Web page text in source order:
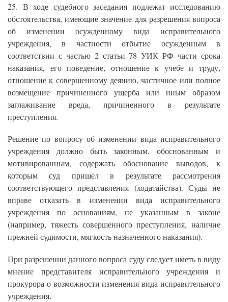
25. В ходе судебного заседания подлежат исследованию
обстоятельства, имеющие значение для разрешения вопроса
об изменении осужденному вида исправительного
учреждения, в частности отбытие осужденным в
соответствии с частью 2 статьи 78 УИК РФ части срока
наказания, его поведение, отношение к учебе и труду,
отношение к совершенному деянию, частичное или полное
возмещение причиненного ущерба или иным образом
заглаживание вреда, причиненного в результате
преступления.
Решение по вопросу об изменении вида исправительного
учреждения должно быть законным, обоснованным и
мотивированным, содержать обоснование выводов, к
которым суд пришел в результате рассмотрения
соответствующего представления (ходатайства). Суды не
вправе отказать в изменении вида исправительного
учреждения по основаниям, не указанным в законе
(например, тяжесть совершенного преступления, наличие
прежней судимости, мягкость назначенного наказания).
При разрешении данного вопроса суду следует иметь в виду
мнение представителя исправительного учреждения и
прокурора о возможности изменения вида исправительного
учреждения.